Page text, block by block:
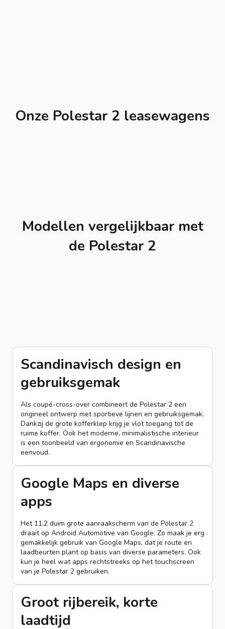
Onze Polestar 2 leasewagens
Modellen vergelijkbaar met
de Polestar 2
Scandinavisch design en
gebruiksgemak
Als coupé-cross-over combineert de Polestar 2 een
origineel ontwerp met sportieve lijnen en gebruiksgemak.
Dankzij de grote kofferklep krijg je vlot toegang tot de
ruime koffer. Ook het moderne, minimalistische interieur
is een toonbeeld van ergonomie en Scandinavische
eenvoud.
Google Maps en diverse
apps
Het 11,2 duim grote aanraakscherm van de Polestar 2
draait op Android Automotive van Google. Zo maak je erg
gemakkelijk gebruik van Google Maps, dat je route en
laadbeurten plant op basis van diverse parameters. Ook
kun je heel wat apps rechtstreeks op het touchscreen
van je Polestar 2 gebruiken.
Groot rijbereik, korte
laadtijd